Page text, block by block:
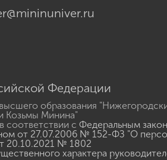
Федерации
образования
Козьмы Минина"
соответствии с Федеральным
от 27.07.2006 № 152-ФЗ "О
20.10.2021 № 1802
характера